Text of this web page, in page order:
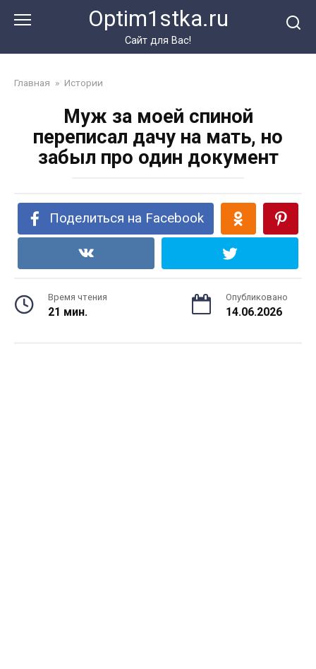
Optim1stka.ru
Сайт для Вас!
Главная » Истории
Муж за моей спиной
переписал дачу на мать, но
забыл про один документ
Поделиться на Facebook
Время чтения
21 мин.
Опубликовано
14.06.2026